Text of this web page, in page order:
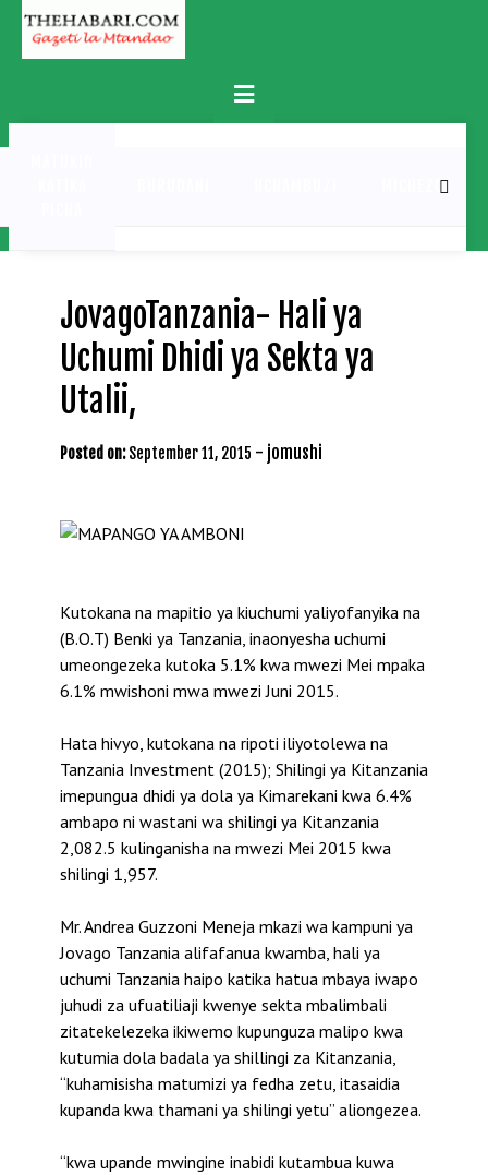
Skip
content
Primary
Menu
MICHEZO
JovagoTanzania- Hali ya
Uchumi Dhidi ya Sekta ya
Utalii,
Posted on: September 11, 2015 - jomushi
Kutokana na mapitio ya kiuchumi yaliyofanyika na
(B.O.T) Benki ya Tanzania, inaonyesha uchumi
umeongezeka kutoka 5.1% kwa mwezi Mei mpaka
6.1% mwishoni mwa mwezi Juni 2015.
Hata hivyo, kutokana na ripoti iliyotolewa na
Tanzania Investment (2015); Shilingi ya Kitanzania
imepungua dhidi ya dola ya Kimarekani kwa 6.4%
ambapo ni wastani wa shilingi ya Kitanzania
2,082.5 kulinganisha na mwezi Mei 2015 kwa
shilingi 1,957.
Mr. Andrea Guzzoni Meneja mkazi wa kampuni ya
Jovago Tanzania alifafanua kwamba, hali ya
uchumi Tanzania haipo katika hatua mbaya iwapo
juhudi za ufuatiliaji kwenye sekta mbalimbali
zitatekelezeka ikiwemo kupunguza malipo kwa
kutumia dola badala ya shillingi za Kitanzania,
“kuhamisisha matumizi ya fedha zetu, itasaidia
kupanda kwa thamani ya shilingi yetu” aliongezea.
“kwa upande mwingine inabidi kutambua kuwa